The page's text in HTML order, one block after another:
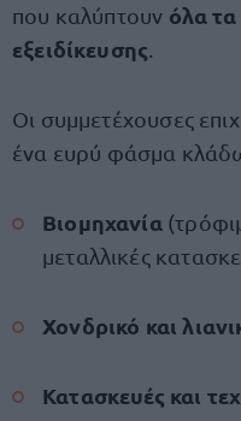
που καλύπτουν όλα τα
εξειδίκευσης
Οι συμμετέχουσες
ένα ευρύ φάσμα
Βιομηχανία
μεταλλικές
Χονδρικό και
Κατασκευές και